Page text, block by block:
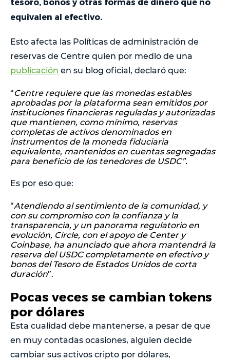
equivalen al efectivo.
Esto afecta las Políticas de administración de
reservas de Centre quien por medio de una
publicación en su blog oficial, declaró que:
“Centre requiere que las monedas estables
aprobadas por la plataforma sean emitidos por
instituciones financieras reguladas y autorizadas
que mantienen, como mínimo, reservas
completas de activos denominados en
instrumentos de la moneda fiduciaria
equivalente, mantenidos en cuentas segregadas
para beneficio de los tenedores de USDC”.
Es por eso que:
“Atendiendo al sentimiento de la comunidad, y
con su compromiso con la confianza y la
transparencia, y un panorama regulatorio en
evolución, Circle, con el apoyo de Center y
Coinbase, ha anunciado que ahora mantendrá la
reserva del USDC completamente en efectivo y
bonos del Tesoro de Estados Unidos de corta
duración”.
Pocas veces se cambian tokens
por dólares
Esta cualidad debe mantenerse, a pesar de que
en muy contadas ocasiones, alguien decide
cambiar sus activos cripto por dólares,